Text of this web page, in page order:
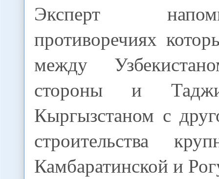
Эксперт
противоречиях
между
стороны и
Кыргызстаном с
строительства
Камбаратинской и